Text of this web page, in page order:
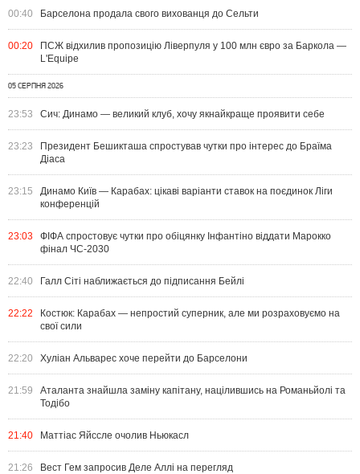
00:40 Барселона продала свого вихованця до Сельти
00:20
ПСЖ відхилив пропозицію Ліверпуля у 100 млн євро за Баркола —
L'Equipe
05 СЕРПНЯ 2026
23:53 Сич: Динамо — великий клуб, хочу якнайкраще проявити себе
23:23
Президент Бешикташа спростував чутки про інтерес до Браїма
Діаса
23:15
Динамо Київ — Карабах: цікаві варіанти ставок на поєдинок Ліги
конференцій
23:03
ФІФА спростовує чутки про обіцянку Інфантіно віддати Марокко
фінал ЧС-2030
22:40 Галл Сіті наближається до підписання Бейлі
22:22
Костюк: Карабах — непростий суперник, але ми розраховуємо на
свої сили
22:20 Хуліан Альварес хоче перейти до Барселони
21:59
Аталанта знайшла заміну капітану, націлившись на Романьйолі та
Тодібо
21:40 Маттіас Яйссле очолив Ньюкасл
21:26 Вест Гем запросив Деле Аллі на перегляд